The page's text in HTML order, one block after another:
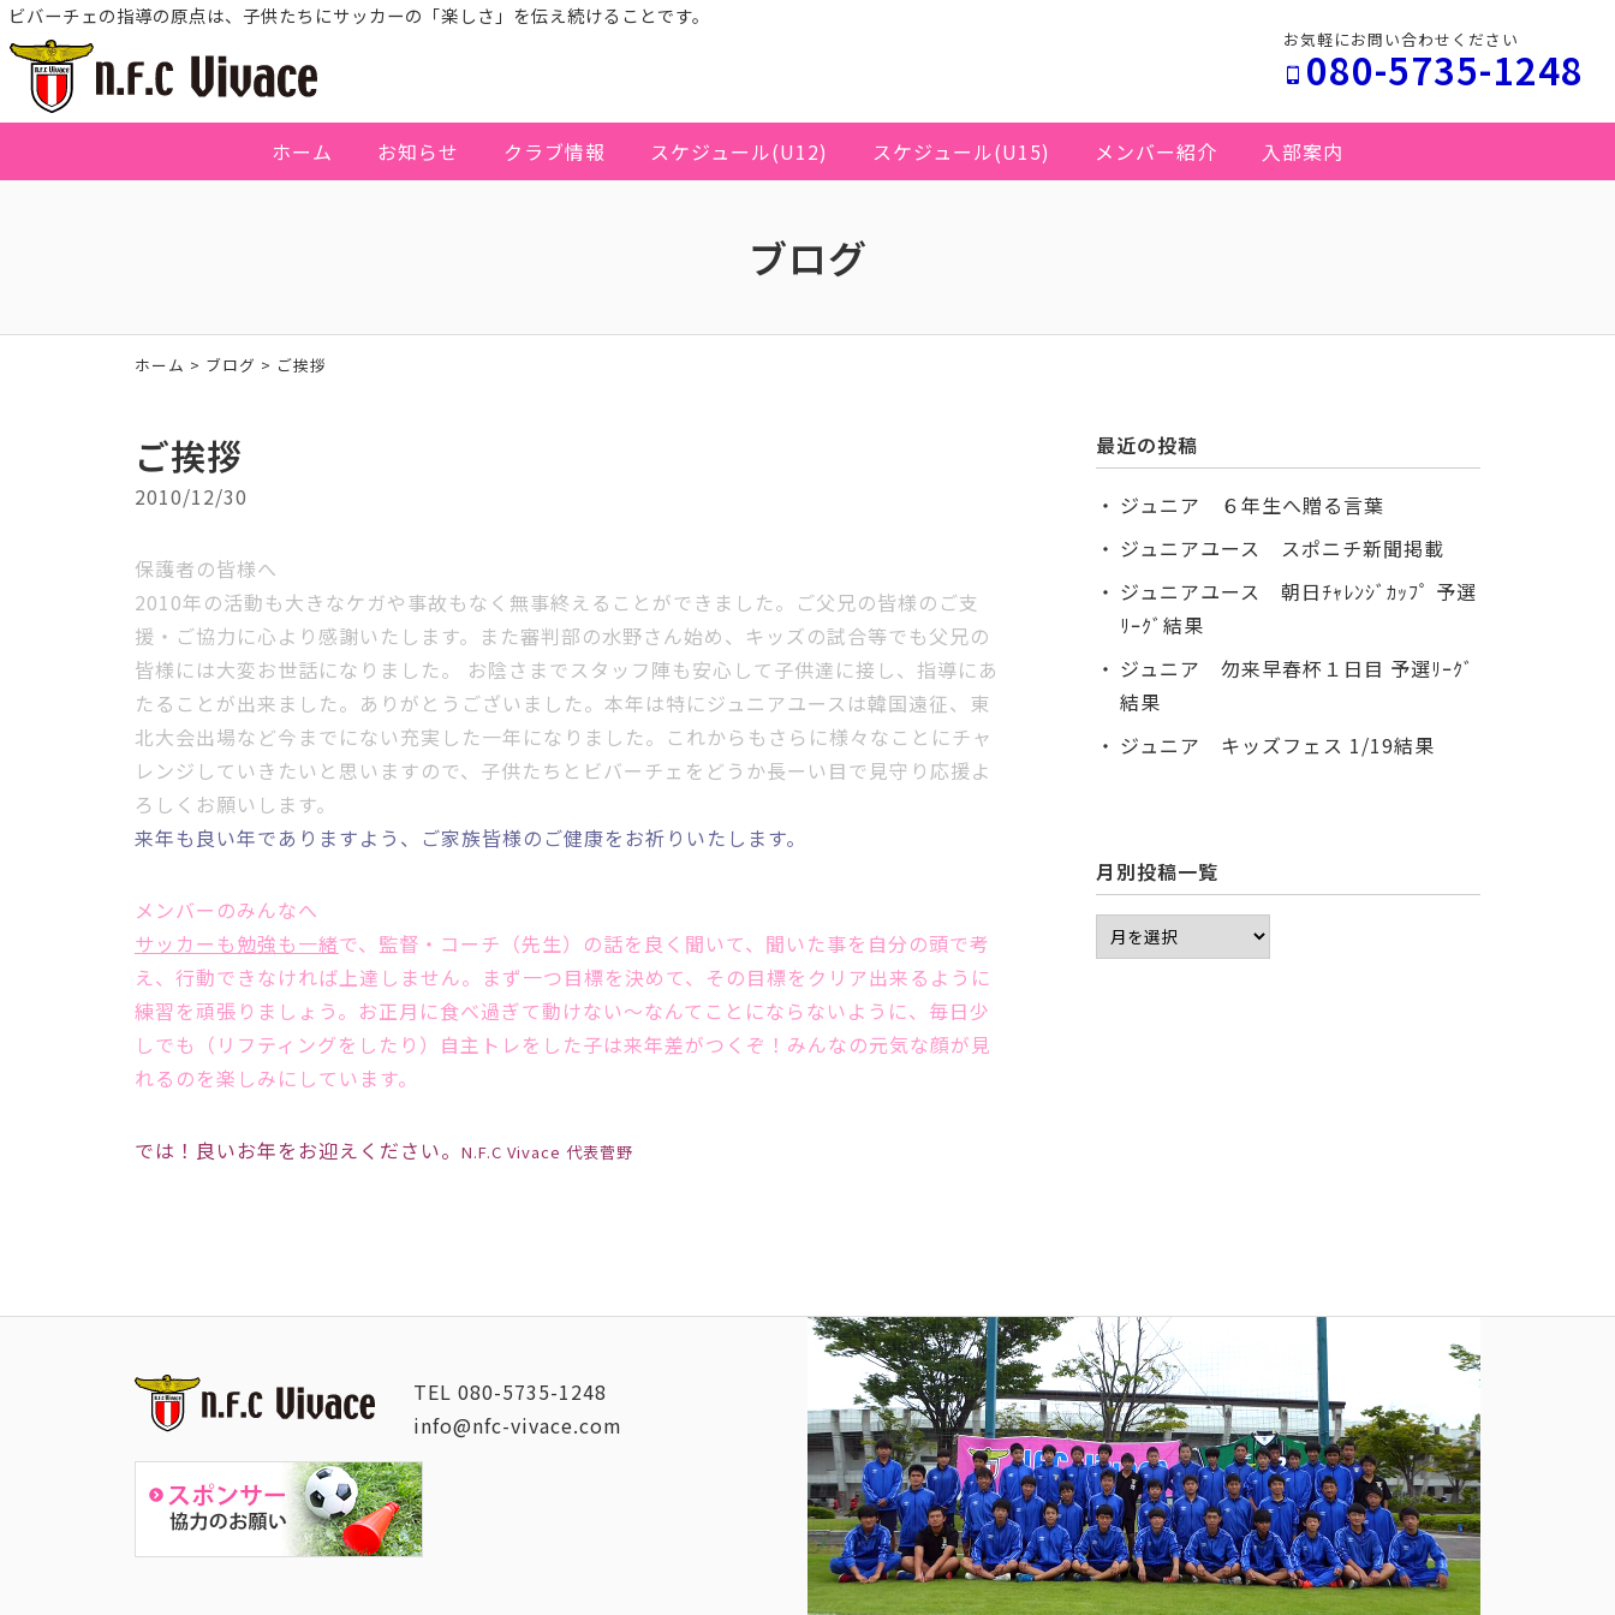
ビバーチェの指導の原点は、子供たちにサッカーの「楽しさ」を伝え続けることです。
お気軽にお問い合わせください
080-5735-1248
ホーム お知らせ クラブ情報 スケジュール(U12) スケジュール(U15) メンバー紹介 入部案内
ブログ
ホーム > ブログ > ご挨拶
ご挨拶
2010/12/30
保護者の皆様へ
2010年の活動も大きなケガや事故もなく無事終えることができました。ご父兄の皆様のご支
援・ご協力に心より感謝いたします。また審判部の水野さん始め、キッズの試合等でも父兄の
皆様には大変お世話になりました。 お陰さまでスタッフ陣も安心して子供達に接し、指導にあ
たることが出来ました。ありがとうございました。本年は特にジュニアユースは韓国遠征、東
北大会出場など今までにない充実した一年になりました。これからもさらに様々なことにチャ
レンジしていきたいと思いますので、子供たちとビバーチェをどうか長ーい目で見守り応援よ
ろしくお願いします。
来年も良い年でありますよう、ご家族皆様のご健康をお祈りいたします。
メンバーのみんなへ
サッカーも勉強も一緒で、監督・コーチ（先生）の話を良く聞いて、聞いた事を自分の頭で考
え、行動できなければ上達しません。まず一つ目標を決めて、その目標をクリア出来るように
練習を頑張りましょう。お正月に食べ過ぎて動けない～なんてことにならないように、毎日少
しでも（リフティングをしたり） 自主トレをした子は来年差がつくぞ！ みんなの元気な顔が見
れるのを楽しみにしています。
では！良いお年をお迎えください。 N.F.C Vivace 代表菅野
最近の投稿
ジュニア ６年生へ贈る言葉
ジュニアユース スポニチ新聞掲載
ジュニアユース 朝日ﾁｬﾚﾝｼﾞｶｯﾌﾟ 予選
ﾘｰｸﾞ結果
ジュニア 勿来早春杯１日目 予選ﾘｰｸﾞ
結果
ジュニア キッズフェス 1/19結果
月別投稿一覧
TEL 080-5735-1248
info@nfc-vivace.com